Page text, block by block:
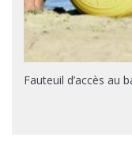
Fauteuil d’accès au